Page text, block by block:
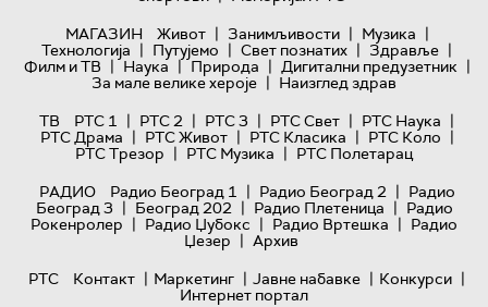
МАГАЗИН
Живот | Занимљивости | Музика |
Технологијa | Путујемо | Свет познатих | Здравље |
Филм и ТВ | Наука | Природа | Дигитални предузетник |
За мале велике хероје | Наизглед здрав
ТВ
РТС 1 | РТС 2 | РТС 3 | РТС Свет | РТС Наука |
РТС Драма | РТС Живот | РТС Класика | РТС Коло |
РТС Трезор | РТС Музика | РТС Полетарац
РАДИО
Радио Београд 1 | Радио Београд 2 | Радио
Београд 3 | Београд 202 | Радио Плетеница | Радио
Рокенролер | Радио Џубокс | Радио Вртешка | Радио
Џезер | Архив
РТС
Контакт | Маркетинг | Јавне набавке | Конкурси |
Интернет портал